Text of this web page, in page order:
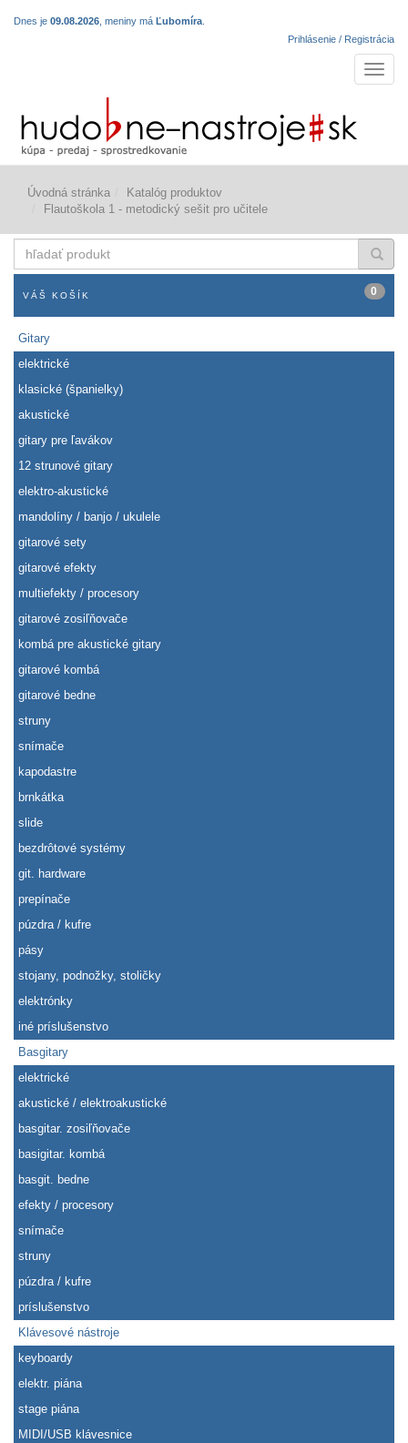
Dnes je 09.08.2026 , meniny má Ľubomíra
Prihlásenie / Registrácia
Úvodná stránka
Katalóg produktov
Flautoškola 1 - metodický sešit pro učitele
produkt
VÁŠ KOŠÍK 0
Gitary
elektrické
klasické (španielky)
akustické
gitary pre ľavákov
12 strunové gitary
elektro-akustické
mandolíny / banjo / ukulele
gitarové sety
gitarové efekty
multiefekty / procesory
gitarové zosiľňovače
kombá pre akustické gitary
gitarové kombá
gitarové bedne
struny
snímače
kapodastre
brnkátka
slide
bezdrôtové systémy
git. hardware
prepínače
púzdra / kufre
pásy
stojany, podnožky, stoličky
elektrónky
iné príslušenstvo
Basgitary
elektrické
akustické / elektroakustické
basgitar. zosiľňovače
basigitar. kombá
basgit. bedne
efekty / procesory
snímače
struny
púzdra / kufre
príslušenstvo
Klávesové nástroje
keyboardy
elektr. piána
stage piána
MIDI/USB klávesnice